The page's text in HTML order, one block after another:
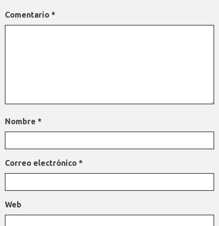
Comentario *
Nombre *
Correo electrónico *
Web